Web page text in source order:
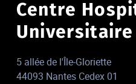
Centre
Universitaire
5 allée de l'Île-Gloriette
44093 Nantes Cedex 01